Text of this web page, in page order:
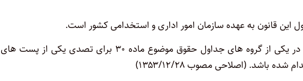
قانون به عهده سازمان امور اداری و استخدامی کشور است.
مستخدم رسمی کسی است که به موجب حکم رسمی در یکی از گروه های جداول حقوق موضوع ماده ۳۰ برای تصدی یکی از پست های
شده باشد. (اصلاحی مصوب ۱۳۵۳/۱۲/۲۸)